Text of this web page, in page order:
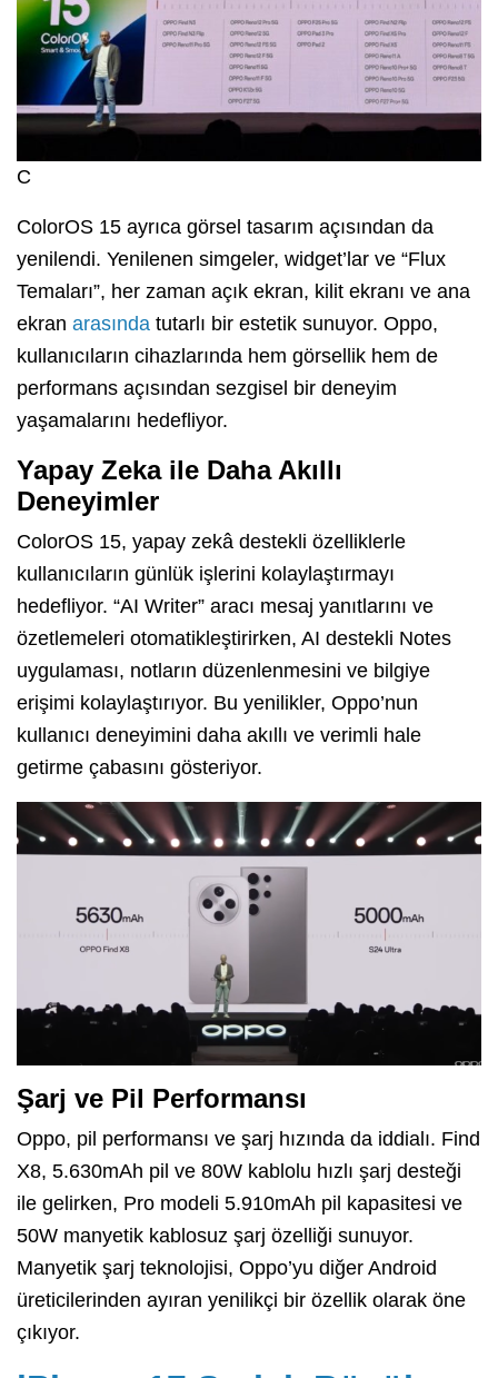
C
ColorOS 15 ayrıca görsel tasarım açısından da
yenilendi. Yenilenen simgeler, widget’lar ve “Flux
Temaları”, her zaman açık ekran, kilit ekranı ve ana
ekran arasında tutarlı bir estetik sunuyor. Oppo,
kullanıcıların cihazlarında hem görsellik hem de
performans açısından sezgisel bir deneyim
yaşamalarını hedefliyor.
Yapay Zeka ile Daha Akıllı
Deneyimler
ColorOS 15, yapay zekâ destekli özelliklerle
kullanıcıların günlük işlerini kolaylaştırmayı
hedefliyor. “AI Writer” aracı mesaj yanıtlarını ve
özetlemeleri otomatikleştirirken, AI destekli Notes
uygulaması, notların düzenlenmesini ve bilgiye
erişimi kolaylaştırıyor. Bu yenilikler, Oppo’nun
kullanıcı deneyimini daha akıllı ve verimli hale
getirme çabasını gösteriyor.
Şarj ve Pil Performansı
Oppo, pil performansı ve şarj hızında da iddialı. Find
X8, 5.630mAh pil ve 80W kablolu hızlı şarj desteği
ile gelirken, Pro modeli 5.910mAh pil kapasitesi ve
50W manyetik kablosuz şarj özelliği sunuyor.
Manyetik şarj teknolojisi, Oppo’yu diğer Android
üreticilerinden ayıran yenilikçi bir özellik olarak öne
çıkıyor.